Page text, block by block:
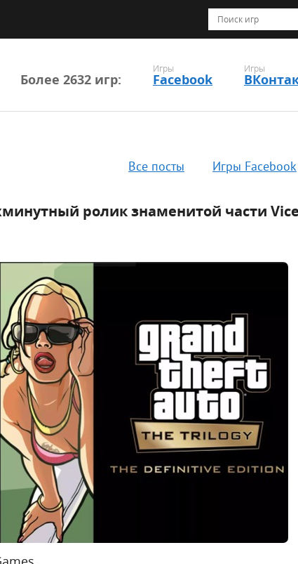
Более 2632 игр:
Игры
Facebook
Игры
Все посты Игры Facebook
ролик знаменитой части